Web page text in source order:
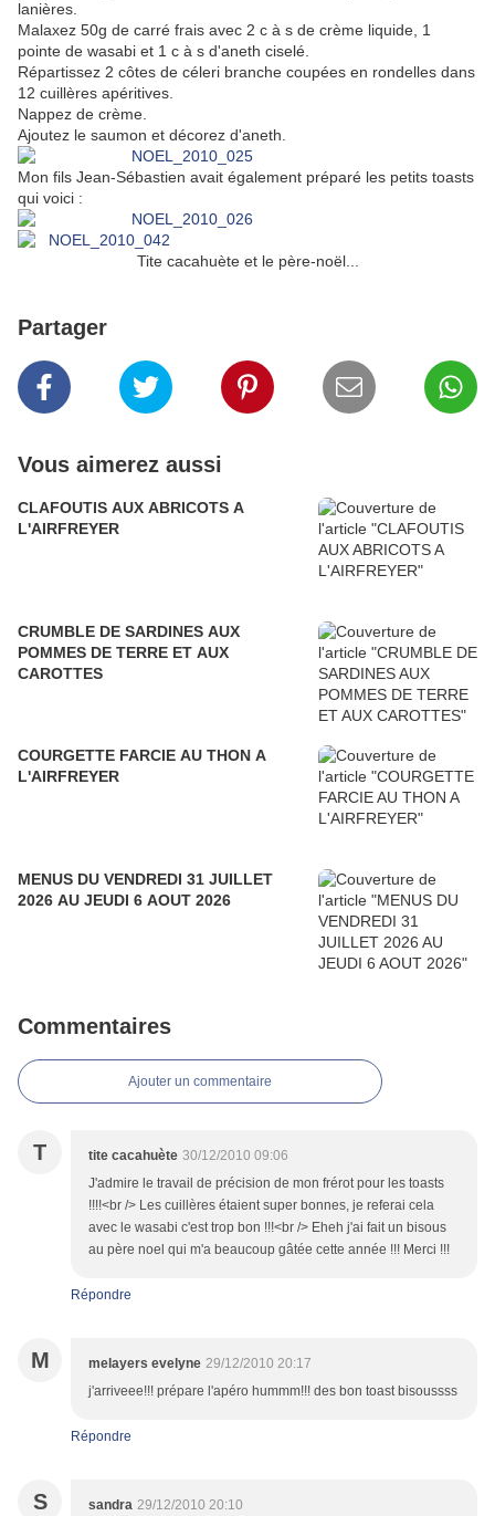
lanières.
Malaxez 50g de carré frais avec 2 c à s de crème liquide, 1
pointe de wasabi et 1 c à s d'aneth ciselé.
Répartissez 2 côtes de céleri branche coupées en rondelles dans
12 cuillères apéritives.
Nappez de crème.
Ajoutez le saumon et décorez d'aneth.
Mon fils Jean-Sébastien avait également préparé les petits toasts
qui voici :
Tite cacahuète et le père-noël...
Partager
Vous aimerez aussi
CLAFOUTIS AUX ABRICOTS A
L'AIRFREYER
CRUMBLE DE SARDINES AUX
POMMES DE TERRE ET AUX
CAROTTES
COURGETTE FARCIE AU THON A
L'AIRFREYER
MENUS DU VENDREDI 31 JUILLET
2026 AU JEUDI 6 AOUT 2026
Commentaires
Ajouter un commentaire
T tite cacahuète 30/12/2010 09:06
J'admire le travail de précision de mon frérot pour les toasts
!!!!<br /> Les cuillères étaient super bonnes, je referai cela
avec le wasabi c'est trop bon !!!<br /> Eheh j'ai fait un bisous
au père noel qui m'a beaucoup gâtée cette année !!! Merci !!!
Répondre
M melayers evelyne 29/12/2010 20:17
j'arriveee!!! prépare l'apéro hummm!!! des bon toast bisoussss
Répondre
S sandra 29/12/2010 20:10